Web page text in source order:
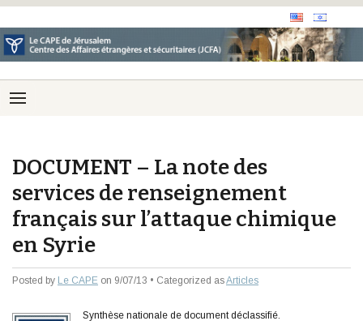
DOCUMENT – La note des
services de renseignement
français sur l’attaque chimique
en Syrie
Posted by Le CAPE on 9/07/13 • Categorized asArticles
Synthèse nationale de document déclassifié.